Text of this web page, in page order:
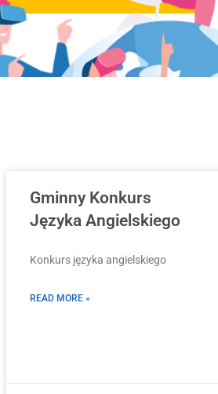
Gminny Konkurs
Języka Angielskiego
Konkurs języka angielskiego
READ MORE »